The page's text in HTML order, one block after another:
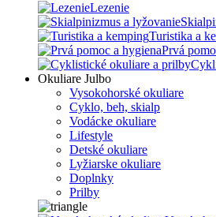
Lezenie
Turistika a
Prvá
Okuliare Julbo
Vysokohorské okuliare
Cyklo, beh, skialp
Vodácke okuliare
Lifestyle
Detské okuliare
Lyžiarske okuliare
Doplnky
Prilby